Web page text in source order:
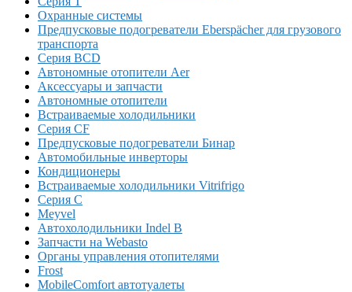
Охранные системы
Предпусковые подогреватели Eberspächer для грузового
транспорта
Серия BCD
Автономные отопители Аer
Аксессуары и запчасти
Автономные отопители
Встраиваемые холодильники
Серия CF
Предпусковые подогреватели Бинар
Автомобильные инверторы
Кондиционеры
Встраиваемые холодильники Vitrifrigo
Серия C
Meyvel
Автохолодильники Indel B
Запчасти на Webasto
Органы управления отопителями
Frost
MobileComfort автотуалеты